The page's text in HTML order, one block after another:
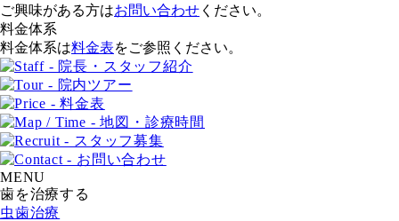
ご興味がある方はお問い合わせ ください。
料金体系
料金体系は料金表をご参照ください。
MENU
歯を治療する
虫歯治療